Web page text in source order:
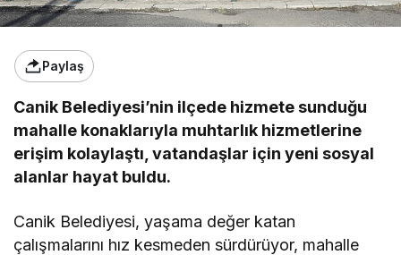
Paylaş
Canik Belediyesi’nin ilçede hizmete sunduğu
mahalle konaklarıyla muhtarlık hizmetlerine
erişim kolaylaştı, vatandaşlar için yeni sosyal
alanlar hayat buldu.
Canik Belediyesi, yaşama değer katan
çalışmalarını hız kesmeden sürdürüyor, mahalle